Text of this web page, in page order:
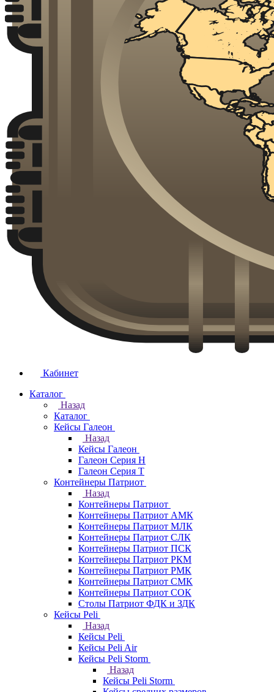
Кабинет
Каталог
Назад
Каталог
Кейсы Галеон
Назад
Кейсы Галеон
Галеон Серия Н
Галеон Серия Т
Контейнеры Патриот
Назад
Контейнеры Патриот
Контейнеры Патриот АМК
Контейнеры Патриот МЛК
Контейнеры Патриот CЛК
Контейнеры Патриот ПСК
Контейнеры Патриот РКМ
Контейнеры Патриот РМК
Контейнеры Патриот СМК
Контейнеры Патриот СОК
Столы Патриот ФДК и ЗДК
Кейсы Peli
Назад
Кейсы Peli
Кейсы Peli Air
Кейсы Peli Storm
Назад
Кейсы Peli Storm